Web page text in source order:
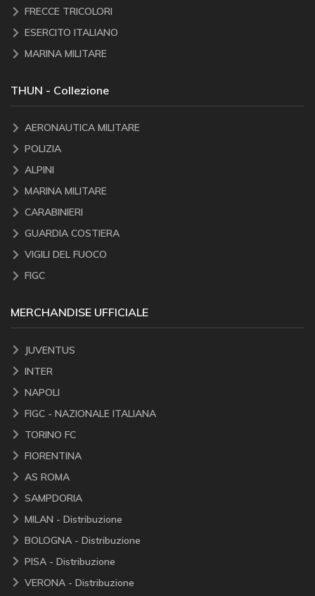
FRECCE TRICOLORI
ESERCITO ITALIANO
MARINA MILITARE
THUN - Collezione
AERONAUTICA MILITARE
POLIZIA
ALPINI
MARINA MILITARE
CARABINIERI
GUARDIA COSTIERA
VIGILI DEL FUOCO
FIGC
MERCHANDISE UFFICIALE
JUVENTUS
INTER
NAPOLI
FIGC - NAZIONALE ITALIANA
TORINO FC
FIORENTINA
AS ROMA
SAMPDORIA
MILAN - Distribuzione
BOLOGNA - Distribuzione
PISA - Distribuzione
VERONA - Distribuzione